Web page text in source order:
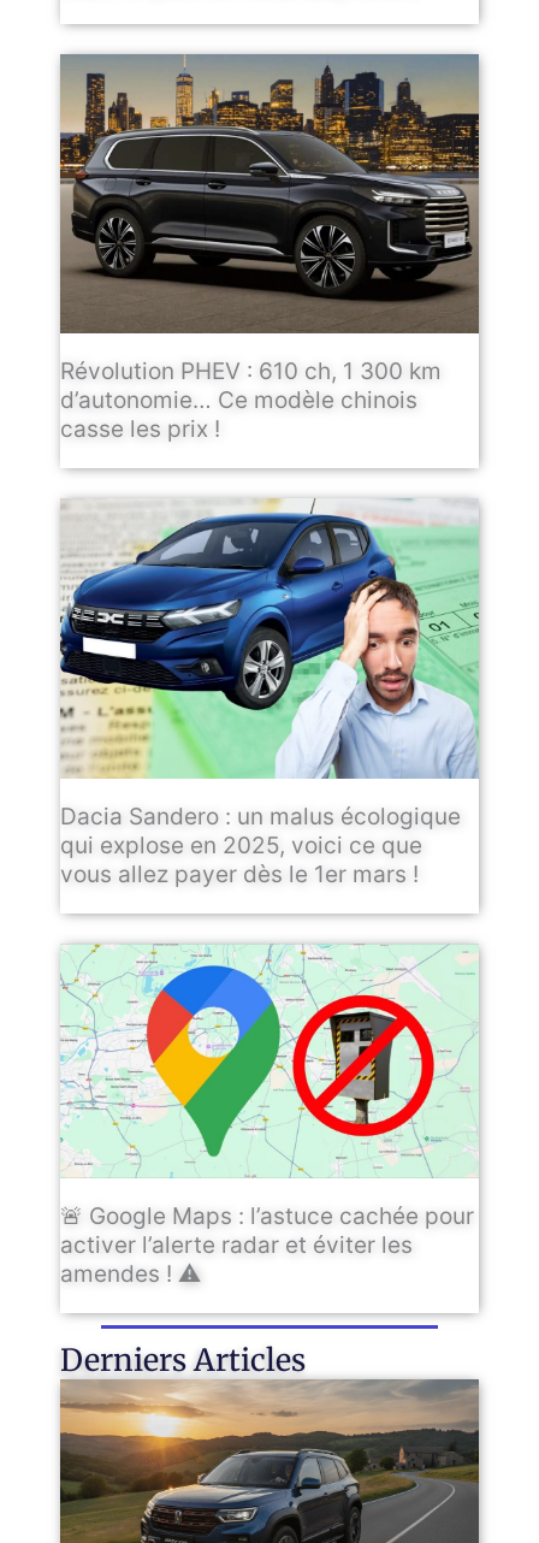
Révolution PHEV : 610 ch, 1 300 km
d’autonomie… Ce modèle chinois
casse les prix !
Dacia Sandero : un malus écologique
qui explose en 2025, voici ce que
vous allez payer dès le 1er mars !
🚨 Google Maps : l’astuce cachée pour
activer l’alerte radar et éviter les
amendes ! ⚠️
Derniers Articles